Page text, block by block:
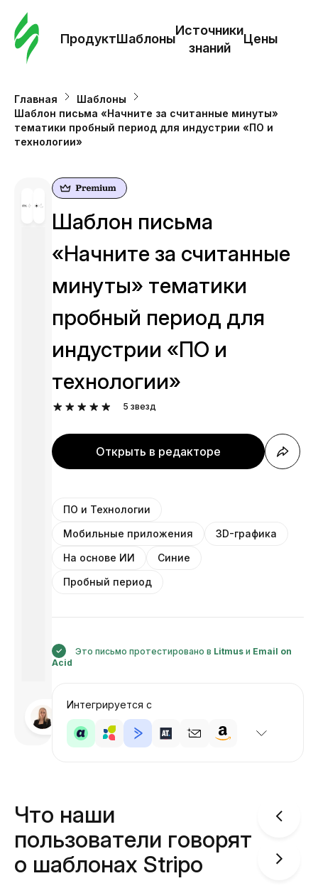
ПродуктШаблоны
Источники
знаний
Цены
Главная
Шаблоны
Шаблон письма «Начните за считанные минуты»
тематики пробный период для индустрии «ПО и
технологии»
Разработано
Анастасия
Шаблон письма
«Начните за считанные
минуты» тематики
пробный период для
индустрии «ПО и
технологии»
5 звезд
Открыть в редакторе
ПО и Технологии
Мобильные приложения
3D-графика
На основе ИИ
Синие
Пробный период
Это письмо протестировано в Litmus и Email on
Acid
Интегрируется с
Что наши
пользователи говорят
о шаблонах Stripo